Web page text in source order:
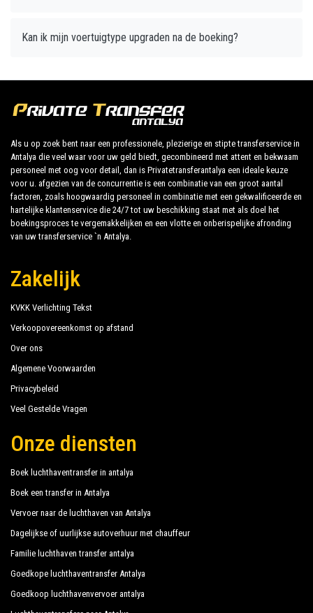
Kan ik mijn voertuigtype upgraden na de boeking?
Als u op zoek bent naar een professionele, plezierige en stipte transferservice in
Antalya die veel waar voor uw geld biedt, gecombineerd met attent en bekwaam
personeel met oog voor detail, dan is Privatetransferantalya een ideale keuze
voor u. afgezien van de concurrentie is een combinatie van een groot aantal
factoren, zoals hoogwaardig personeel in combinatie met een gekwalificeerde en
hartelijke klantenservice die 24/7 tot uw beschikking staat met als doel het
boekingsproces te vergemakkelijken en een vlotte en onberispelijke afronding
van uw transferservice `n Antalya.
Zakelijk
KVKK Verlichting Tekst
Verkoopovereenkomst op afstand
Over ons
Algemene Voorwaarden
Privacybeleid
Veel Gestelde Vragen
Onze diensten
Boek luchthaventransfer in antalya
Boek een transfer in Antalya
Vervoer naar de luchthaven van Antalya
Dagelijkse of uurlijkse autoverhuur met chauffeur
Familie luchthaven transfer antalya
Goedkope luchthaventransfer Antalya
Goedkoop luchthavenvervoer antalya